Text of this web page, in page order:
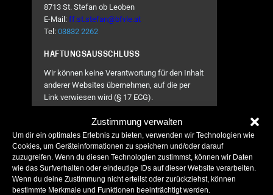
Zustimmung verwalten
Um dir ein optimales Erlebnis zu bieten, verwenden wir Technologien wie
Cookies, um Geräteinformationen zu speichern und/oder darauf
zuzugreifen. Wenn du diesen Technologien zustimmst, können wir Daten
wie das Surfverhalten oder eindeutige IDs auf dieser Website verarbeiten.
Wenn du deine Zustimmung nicht erteilst oder zurückziehst, können
bestimmte Merkmale und Funktionen beeinträchtigt werden.
8713 St. Stefan ob Leoben
E-Mail: ff.st.stefan@bfvle.at
Tel: 03832 2262
HAFTUNGSAUSSCHLUSS
Wir können keine Verantwortung für den Inhalt
anderer Websites übernehmen, auf die per
Link verwiesen wird (§ 17 ECG).
KONTAKTINFORMATIONEN
Für weitere Informationen oder bei Fragen
wenden Sie sich bitte an uns unter den
oben angegebenen Kontaktdaten.